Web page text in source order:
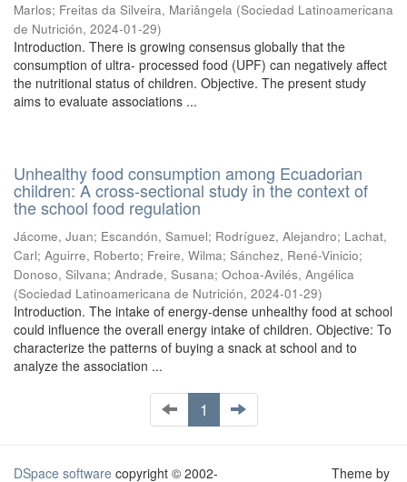
Marlos; Freitas da Silveira, Mariângela (Sociedad Latinoamericana
de Nutrición, 2024-01-29)
Introduction. There is growing consensus globally that the
consumption of ultra- processed food (UPF) can negatively affect
the nutritional status of children. Objective. The present study
aims to evaluate associations ...
Unhealthy food consumption among Ecuadorian
children: A cross-sectional study in the context of
the school food regulation
Jácome, Juan; Escandón, Samuel; Rodríguez, Alejandro; Lachat,
Carl; Aguirre, Roberto; Freire, Wilma; Sánchez, René-Vinicio;
Donoso, Silvana; Andrade, Susana; Ochoa-Avilés, Angélica
(Sociedad Latinoamericana de Nutrición, 2024-01-29)
Introduction. The intake of energy-dense unhealthy food at school
could influence the overall energy intake of children. Objective: To
characterize the patterns of buying a snack at school and to
analyze the association ...
1
DSpace software copyright © 2002- Theme by